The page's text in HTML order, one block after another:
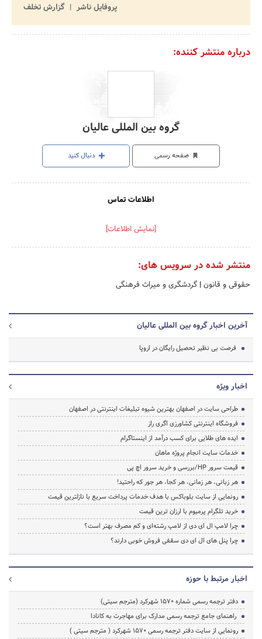
پروفایل ناشر
گزارش تخلف
درباره منتشر کننده:
گروه بین المللی عالیان
صفحه رسمی دنبال کنید
اطلاعات تماس
[نمایش اطلاعات]
منتشر شده در سرویس های:
حقوقی و قانون | گردشگری و میراث فرهنگی
آخرین اخبار گروه بین المللی عالیان
فرصت بی نظیر تحصیل رایگان در اروپا
اخبار ویژه
طراحی سایت در اصفهان بهترین شیوه تبلیغات اینترنتی در اصفهان
فروشگاه اینترنتی کشاورزی اگری راز
ایده های طلایی برای کسب درآمد از اینستاگرام
خدمات سایت انجام پروژه ماهان
قیمت سرور HP/بررسی و خرید سرور اچ پی
هر زبانی، هر زمانی، هر کجا، هر جور که راحتید!
رونمایی از سایت بلوباکس با هدف خدمات پرداخت سریع با نازلترین قیمت
خرید تلگرام پرمیوم با ارزان ترین قیمت
چرا لامپ ال ای دی از لامپ رشته‌ای و کم مصرف بهتر است؟
چرا پنل های ال ای دی سقفی فروش خوبی دارند؟
اخبار مرتبط با حوزه
دفتر ترجمه رسمی شماره ۱۵۷۰ شهرکرد (مترجم سیتی)
راهنمای جامع ترجمه رسمی مدارک برای مهاجرت به کانادا
رونمایی از سایت دفتر ترجمه رسمی 1570 شهرکرد ( مترجم سیتی )